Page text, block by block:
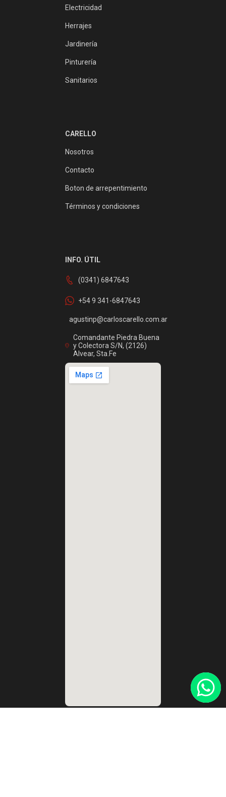
Electricidad
Herrajes
Jardinería
Pinturería
Sanitarios
CARELLO
Nosotros
Contacto
Boton de arrepentimiento
Términos y condiciones
INFO. ÚTIL
(0341) 6847643
+54 9 341-6847643
agustinp@carloscarello.com.ar
Comandante Piedra Buena
y Colectora S/N, (2126)
Alvear, Sta.Fe